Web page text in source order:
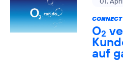
O2
auf